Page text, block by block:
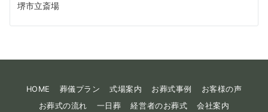
堺市立斎場
HOME 葬儀プラン 式場案内 お葬式事例
お客様の声
お葬式の流れ
一日葬 経営者のお葬式 会社案内